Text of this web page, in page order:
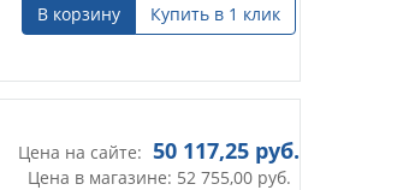
В корзину
Купить в 1 клик
Цена на сайте: 50 117,25 руб.
Цена в магазине: 52 755,00руб.